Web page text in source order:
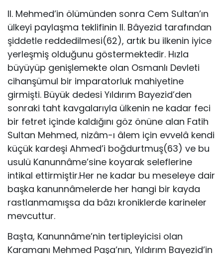
II. Mehmed’in ölümünden sonra Cem Sultan’ın
ülkeyi paylaşma teklifinin II. Bâyezid tarafından
şiddetle reddedilmesi(62), artık bu ilkenin iyice
yerleşmiş olduğunu göstermektedir. Hızla
büyüyüp genişlemekte olan Osmanlı Devleti
cihanşümul bir imparatorluk mahiyetine
girmişti. Büyük dedesi Yıldırım Bayezid’den
sonraki taht kavgalarıyla ülkenin ne kadar feci
bir fetret içinde kaldığını göz önüne alan Fatih
Sultan Mehmed, nizâm-ı âlem için evvelâ kendi
küçük kardeşi Ahmed’i boğdurtmuş(63) ve bu
usulü Kanunnâme’sine koyarak seleflerine
intikal ettirmiştir.Her ne kadar bu meseleye dair
başka kanunnâmelerde her hangi bir kayda
rastlanmamışsa da bâzı kroniklerde karineler
mevcuttur.
Başta, Kanunnâme’nin tertipleyicisi olan
Karamanı Mehmed Paşa’nın, Yıldırım Bayezid’in